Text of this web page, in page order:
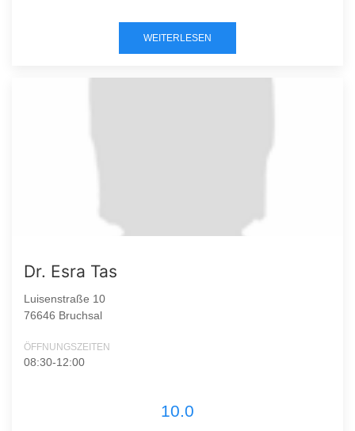
WEITERLESEN
Dr. Esra Tas
Luisenstraße 10
76646 Bruchsal
ÖFFNUNGSZEITEN
08:30-12:00
10.0